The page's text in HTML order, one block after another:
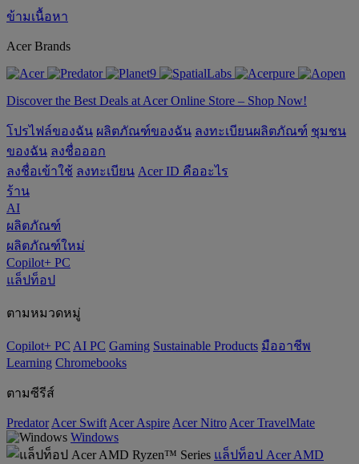
ข้ามเนื้อหา
Acer Brands
Discover the Best Deals at Acer Online Store – Shop Now!
โปรไฟล์ของฉัน ผลิตภัณฑ์ของฉัน ลงทะเบียนผลิตภัณฑ์ ชุมชน
ของฉัน ลงชื่อออก
ลงชื่อเข้าใช้ ลงทะเบียน Acer ID คืออะไร
ร้าน
AI
ผลิตภัณฑ์
ผลิตภัณฑ์ใหม่
Copilot+ PC
แล็ปท็อป
ตามหมวดหมู่
Copilot+ PC AI PC Gaming ‌Sustainable Products มืออาชีพ
‌Learning Chromebooks
ตามซีรีส์
Predator Acer Swift Acer Aspire Acer Nitro Acer TravelMate
Windows
แล็ปท็อป Acer AMD